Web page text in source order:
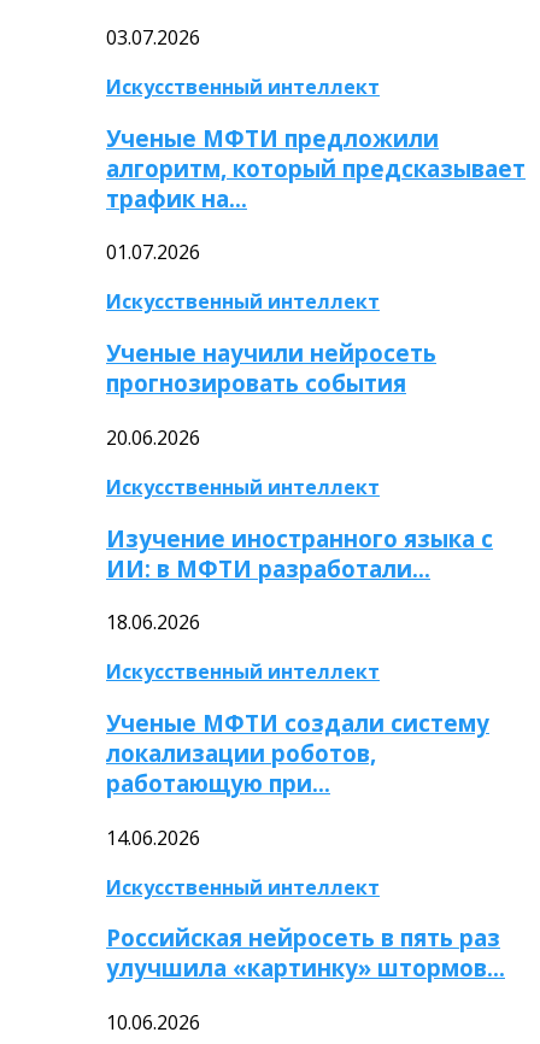
03.07.2026
Искусственный интеллект
Ученые МФТИ предложили
алгоритм, который предсказывает
трафик на…
01.07.2026
Искусственный интеллект
Ученые научили нейросеть
прогнозировать события
20.06.2026
Искусственный интеллект
Изучение иностранного языка с
ИИ: в МФТИ разработали…
18.06.2026
Искусственный интеллект
Ученые МФТИ создали систему
локализации роботов,
работающую при…
14.06.2026
Искусственный интеллект
Российская нейросеть в пять раз
улучшила «картинку» штормов…
10.06.2026